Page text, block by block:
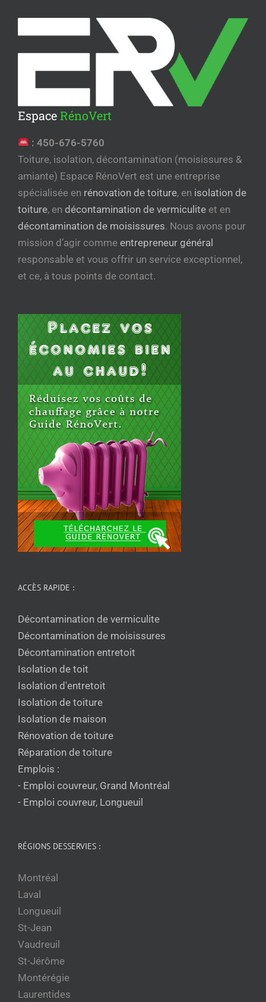
EspaceRénoVert
:450-676-5760
Toiture, isolation, décontamination (moisissures &
amiante) Espace RénoVert est une entreprise
spécialisée en rénovation de toiture, en isolation de
toiture, en décontamination de vermiculite et en
décontamination de moisissures. Nous avons pour
mission d’agir comme entrepreneur général
responsable et vous offrir un service exceptionnel,
et ce, à tous points de contact.
ACCÈS RAPIDE :
Décontamination de vermiculite
Décontamination de moisissures
Décontamination entretoit
Isolation de toit
Isolation d'entretoit
Isolation de toiture
Isolation de maison
Rénovation de toiture
Réparation de toiture
Emplois :
- Emploi couvreur, Grand Montréal
- Emploi couvreur, Longueuil
RÉGIONS DESSERVIES :
Montréal
Laval
Longueuil
St-Jean
Vaudreuil
St-Jérôme
Montérégie
Laurentides